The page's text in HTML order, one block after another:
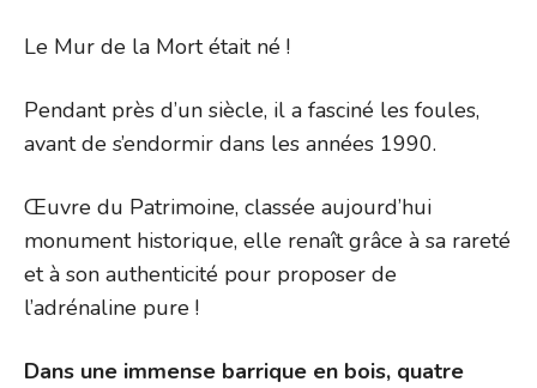
Le Mur de la Mort était né !
Pendant près d’un siècle, il a fasciné les foules,
avant de s’endormir dans les années 1990.
Œuvre du Patrimoine, classée aujourd’hui
monument historique, elle renaît grâce à sa rareté
et à son authenticité pour proposer de
l’adrénaline pure !
Dans une immense barrique en bois, quatre